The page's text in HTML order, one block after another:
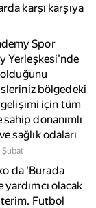
karşı karşıya
Spor
Yerleşkesi'nde
bölgedeki
için tüm
donanımlı
sağlık odaları
Şubat
da 'Burada
olacak
Futbol